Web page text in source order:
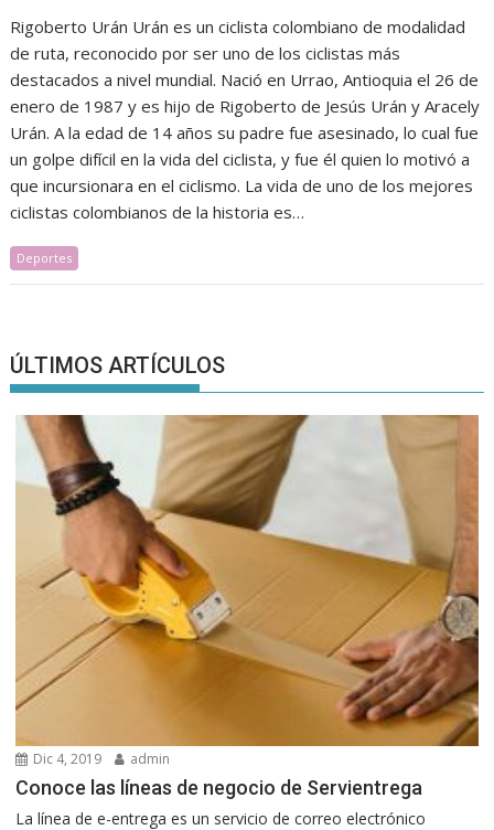
Rigoberto Urán Urán es un ciclista colombiano de modalidad
de ruta, reconocido por ser uno de los ciclistas más
destacados a nivel mundial. Nació en Urrao, Antioquia el 26 de
enero de 1987 y es hijo de Rigoberto de Jesús Urán y Aracely
Urán. A la edad de 14 años su padre fue asesinado, lo cual fue
un golpe difícil en la vida del ciclista, y fue él quien lo motivó a
que incursionara en el ciclismo. La vida de uno de los mejores
ciclistas colombianos de la historia es…
Deportes
ÚLTIMOS ARTÍCULOS
Dic 4, 2019 admin
Conoce las líneas de negocio de Servientrega
La línea de e-entrega es un servicio de correo electrónico